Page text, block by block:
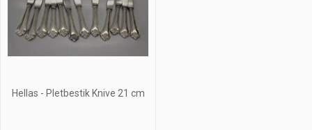
Hellas - Pletbestik Knive 21 cm